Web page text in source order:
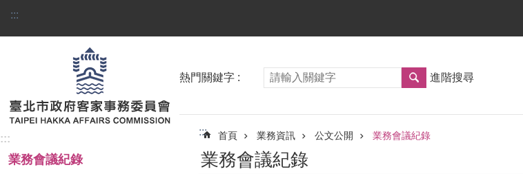
跳到主要內容區塊
:::
:::
業務會議紀錄
熱門關鍵字 進階搜尋
::: 首頁 業務資訊 公文公開 業務會議紀錄
業務會議紀錄